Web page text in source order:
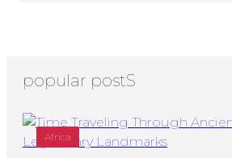
popular postS
Africa